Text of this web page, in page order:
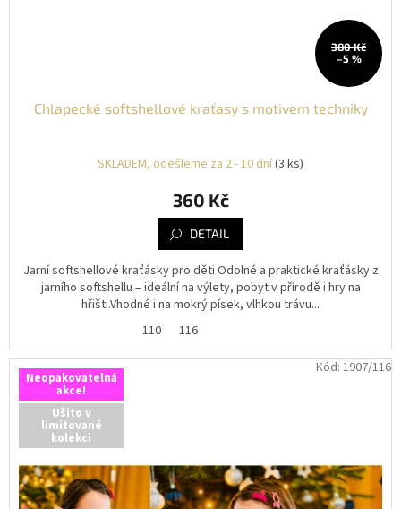
380 Kč
–5 %
Chlapecké softshellové kraťasy s motivem techniky
SKLADEM, odešleme za 2 - 10 dní(3 ks)
360 Kč
DETAIL
Jarní softshellové kraťásky pro děti Odolné a praktické kraťásky z
jarního softshellu – ideální na výlety, pobyt v přírodě i hry na
hřišti.Vhodné i na mokrý písek, vlhkou trávu...
110
116
Neopakovatelná
akce!
Ušito v
limitované
kolekci
Kód: 1907/116